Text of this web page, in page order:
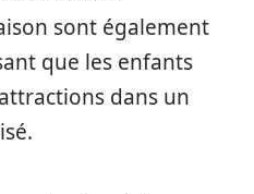
sont également
que les enfants
dans un